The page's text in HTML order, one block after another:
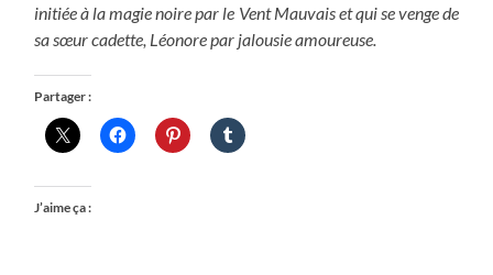
initiée à la magie noire par le Vent Mauvais et qui se venge de
sa sœur cadette, Léonore par jalousie amoureuse.
Partager :
J’aime ça :